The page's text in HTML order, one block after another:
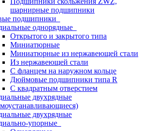
шарнирные подшипники
подшипники
однорядные
Открытого и закрытого типа
Миниатюрные
Миниатюрные из нержавеющей стали
Из нержавеющей стали
С фланцем на наружном кольце
Дюймовые подшипники типа R
С квадратным отверстием
двухрядные
двухрядные
упорные